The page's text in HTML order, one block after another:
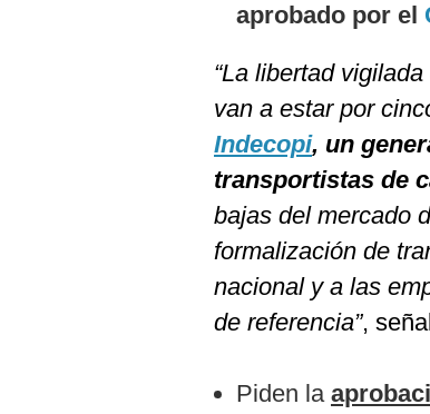
aprobado por el
“La libertad
van a estar por
Indecopi, un
transportistas de
bajas del mercado
formalización de
nacional y a las
de referencia”,
Piden la